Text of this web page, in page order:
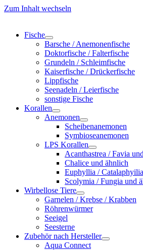
Zum Inhalt wechseln
Fische
Barsche / Anemonenfische
Doktorfische / Falterfische
Grundeln / Schleimfische
Kaiserfische / Drückerfische
Lippfische
Seenadeln / Leierfische
sonstige Fische
Korallen
Anemonen
Scheibenanemonen
Symbioseanemonen
LPS Korallen
Acanthastrea / Favia
Chalice und ähnlich
Euphyllia /
Scolymia / Fungia und
Wirbellose Tiere
Garnelen / Krebse / Krabben
Röhrenwürmer
Seeigel
Seesterne
Zubehör nach Hersteller
Aqua Connect